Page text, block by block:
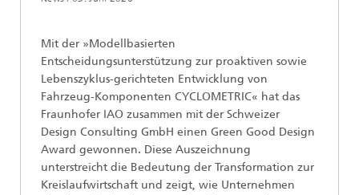
Mit der »Modellbasierten
Entscheidungsunterstützung zur proaktiven sowie
Lebenszyklus-gerichteten Entwicklung von
Fahrzeug-Komponenten CYCLOMETRIC« hat das
Fraunhofer IAO zusammen mit der Schweizer
Design Consulting GmbH einen Green Good Design
Award gewonnen. Diese Auszeichnung
unterstreicht die Bedeutung der Transformation zur
Kreislaufwirtschaft und zeigt, wie Unternehmen